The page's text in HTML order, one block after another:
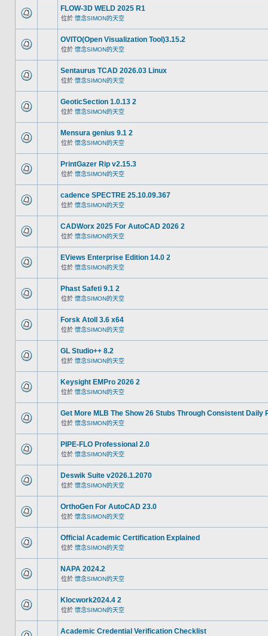
FLOW-3D WELD 2025 R1
位於 懷念SIMON的天空
OVITO(Open Visualization Tool)3.15.2
位於 懷念SIMON的天空
Sentaurus TCAD 2026.03 Linux
位於 懷念SIMON的天空
GeoticSection 1.0.13 2
位於 懷念SIMON的天空
Mensura genius 9.1 2
位於 懷念SIMON的天空
PrintGazer Rip v2.15.3
位於 懷念SIMON的天空
cadence SPECTRE 25.10.09.367
位於 懷念SIMON的天空
CADWorx 2025 For AutoCAD 2026 2
位於 懷念SIMON的天空
EViews Enterprise Edition 14.0 2
位於 懷念SIMON的天空
Phast Safeti 9.1 2
位於 懷念SIMON的天空
Forsk Atoll 3.6 x64
位於 懷念SIMON的天空
GL Studio++ 8.2
位於 懷念SIMON的天空
Keysight EMPro 2026 2
位於 懷念SIMON的天空
Get More MLB The Show 26 Stubs Through Consistent Daily
位於 懷念SIMON的天空
PIPE-FLO Professional 2.0
位於 懷念SIMON的天空
Deswik Suite v2026.1.2070
位於 懷念SIMON的天空
OrthoGen For AutoCAD 23.0
位於 懷念SIMON的天空
Official Academic Certification Explained
位於 懷念SIMON的天空
NAPA 2024.2
位於 懷念SIMON的天空
Klocwork2024.4 2
位於 懷念SIMON的天空
Academic Credential Verification Checklist